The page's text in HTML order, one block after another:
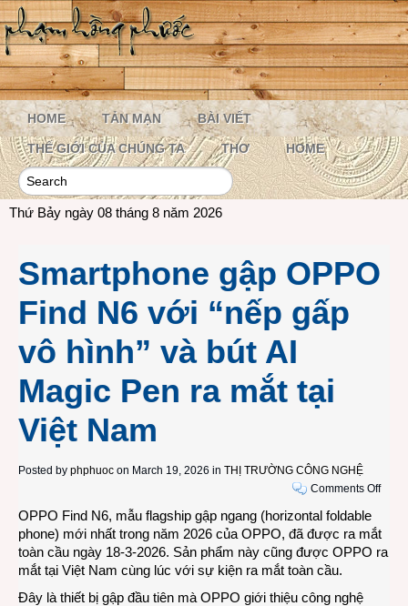
HOME TẢN MẠN BÀI VIẾT
THẾ GIỚI CỦA CHÚNG TA THƠ HOME
Thứ Bảy ngày 08 tháng 8 năm 2026
Smartphone gập OPPO
Find N6 với “nếp gấp
vô hình” và bút AI
Magic Pen ra mắt tại
Việt Nam
Posted by phphuoc on March 19, 2026 in THỊ TRƯỜNG CÔNG NGHỆ
Comments Offon
Find
OPPO Find N6, mẫu flagship gập ngang (horizontal foldable
phone) mới nhất trong năm 2026 của OPPO, đã được ra mắt
toàn cầu ngày 18-3-2026. Sản phẩm này cũng được OPPO ra
mắt tại Việt Nam cùng lúc với sự kiện ra mắt toàn cầu.
Đây là thiết bị gập đầu tiên mà OPPO giới thiệu công nghệ